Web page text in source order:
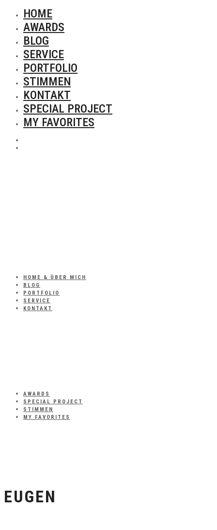
HOME
AWARDS
BLOG
SERVICE
PORTFOLIO
STIMMEN
KONTAKT
SPECIAL PROJECT
MY FAVORITES
HOME & ÜBER MICH
BLOG
PORTFOLIO
SERVICE
KONTAKT
AWARDS
SPECIAL PROJECT
STIMMEN
MY FAVORITES
EUGEN